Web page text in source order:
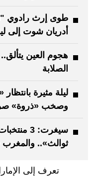
طوى إرث رادوي
أدريان شوت إلى
هجوم العين
الصلابة
ليلة مثيرة بانتظار
وصخب «ذروة»
سيغرت: 3
ثوالث»..
تعرف إلى